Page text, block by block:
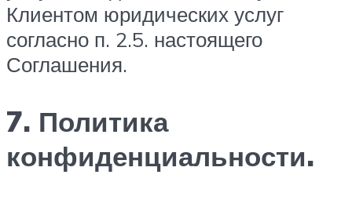
Клиентом юридических услуг
согласно п. 2.5. настоящего
Соглашения.
7. Политика
конфиденциальности.